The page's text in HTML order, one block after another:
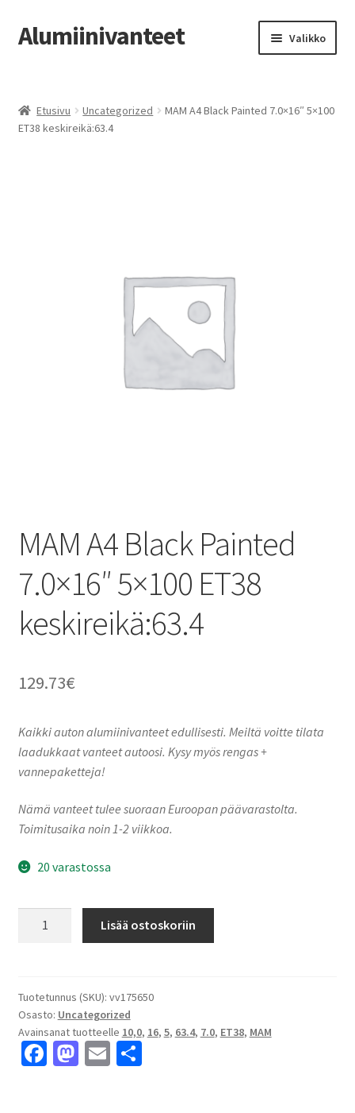
Siirry
navigointiin
Siirry
sisältöön
Alumiinivanteet Valikko
Kauppa
Etusivu Uncategorized
MAM A4 Black Painted 7.0×16″ 5×100
ET38 keskireikä:63.4
MAM A4 Black Painted
7.0×16″ 5×100 ET38
keskireikä:63.4
129.73€
Kaikki auton alumiinivanteet edullisesti. Meiltä voitte tilata
laadukkaat vanteet autoosi. Kysy myös rengas +
vannepaketteja!
Nämä vanteet tulee suoraan Euroopan päävarastolta.
Toimitusaika noin 1-2 viikkoa.
20 varastossa
7.0x16"
5x100
ET38
keskireikä:63.4
Lisää ostoskoriin
Tuotetunnus (SKU): vv175650
Osasto: Uncategorized
Avainsanat tuotteelle 10,0, 16, 5, 63.4, 7.0, ET38, MAM
Fa M E S